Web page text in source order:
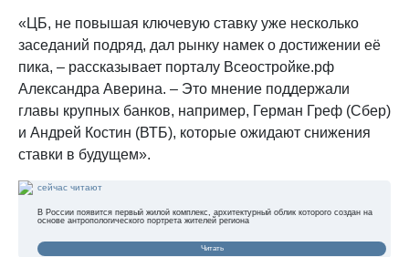
«ЦБ, не повышая ключевую ставку уже несколько
заседаний подряд, дал рынку намек о достижении её
пика, – рассказывает порталу Всеостройке.рф
Александра Аверина. – Это мнение поддержали
главы крупных банков, например, Герман Греф (Сбер)
и Андрей Костин (ВТБ), которые ожидают снижения
ставки в будущем».
сейчас читают
В России появится первый жилой комплекс, архитектурный облик которого создан на
основе антропологического портрета жителей региона
Читать